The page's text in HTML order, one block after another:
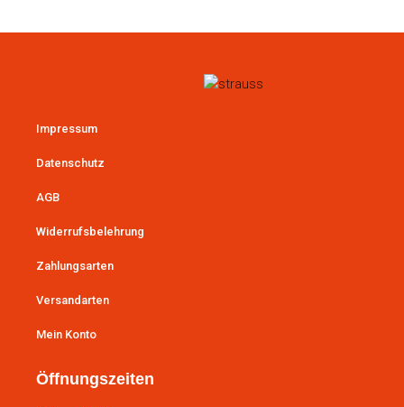
Öffnungszeiten
Impressum
Datenschutz
AGB
Widerrufsbelehrung
Zahlungsarten
Versandarten
Mein Konto